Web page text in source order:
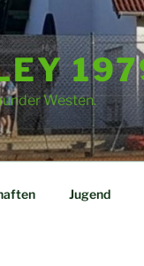
Westen.
Jugend